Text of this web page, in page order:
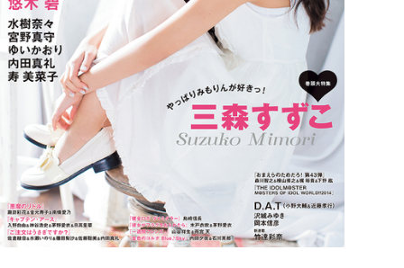
事業紹介 TOP
出版事業
ライトアニメ事業
メディア事業
イベント事業／
配信事業
アパレル事業
COMPANY
会社情報 TOP
企業理念
会社概要
アクセス
沿革
RECRUIT
採用情報 TOP
新卒採用
中途・
アルバイト採用
よくあるご質問
ONLINE SHOP